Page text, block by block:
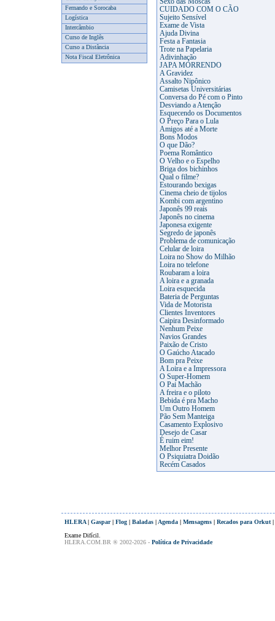
Fernando e Sorocaba
Logística
Intercâmbio
Curso de Inglês
Curso a Distância
Nota Fiscal Eletrônica
CUIDADO COM O CÃO
Sujeito Sensível
Exame de Vista
Ajuda Divina
Festa a Fantasia
Trote na Papelaria
Adivinhação
JAPA MORRENDO
A Gravidez
Assalto Nipônico
Camisetas Universitárias
Conversa do Pé com o Pinto
Desviando a Atenção
Esquecendo os Documentos
O Preço Para o Lula
Amigos até a Morte
Bons Modos
O que Dão?
Poema Romântico
O Velho e o Espelho
Briga dos bichinhos
Qual o filme?
Estourando bexigas
Cinema cheio de tijolos
Kombi com argentino
Japonês 99 reais
Japonês no cinema
Japonesa exigente
Segredo de japonês
Problema de comunicação
Celular de loira
Loira no Show do Milhão
Loira no telefone
Roubaram a loira
A loira e a granada
Loira esquecida
Bateria de Perguntas
Vida de Motorista
Clientes Inventores
Caipira Desinformado
Nenhum Peixe
Navios Grandes
Paixão de Cristo
O Gaúcho Atacado
Bom pra Peixe
A Loira e a Impressora
O Super-Homem
O Pai Machão
A freira e o piloto
Bebida é pra Macho
Um Outro Homem
Pão Sem Manteiga
Casamento Explosivo
Desejo de Casar
É ruim eim!
Melhor Presente
O Psiquiatra Doidão
Recém Casados
HLERA| Gaspar| Flog | Baladas | Agenda | Mensagens | Recados para Orkut |
Exame Difícil.
HLERA.COM.BR ® 2002-2026 - Política de Privacidade